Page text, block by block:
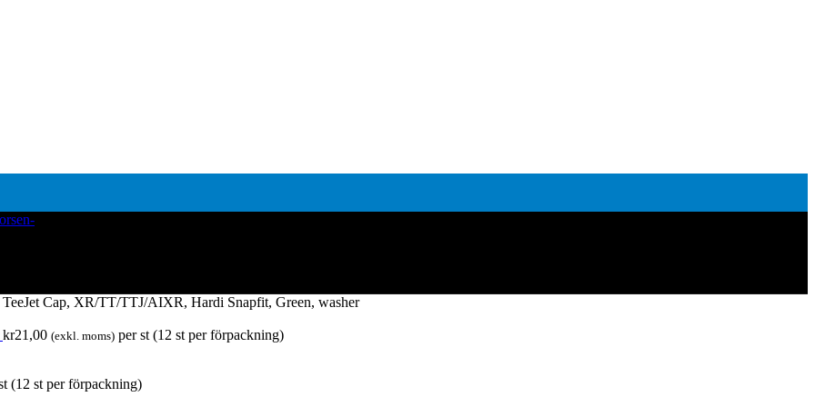
Cap, XR/TT/TTJ/AIXR, Hardi Snapfit, Green, washer
kr21,00 (exkl. moms) per st (12 st per förpackning)
(12 st per förpackning)